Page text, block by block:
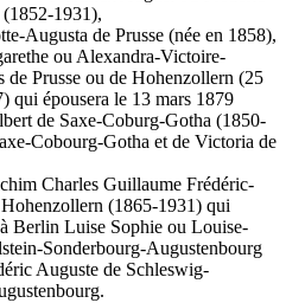
1931),
Augusta de Prusse (née en 1858),
ou Alexandra-Victoire-
Prusse ou de Hohenzollern (25
qui épousera le 13 mars 1879
de Saxe-Coburg-Gotha (1850-
Cobourg-Gotha et de Victoria de
Charles Guillaume Frédéric-
(1865-1931) qui
Berlin Luise Sophie ou Louise-
Sonderbourg-Augustenbourg
Auguste de Schleswig-